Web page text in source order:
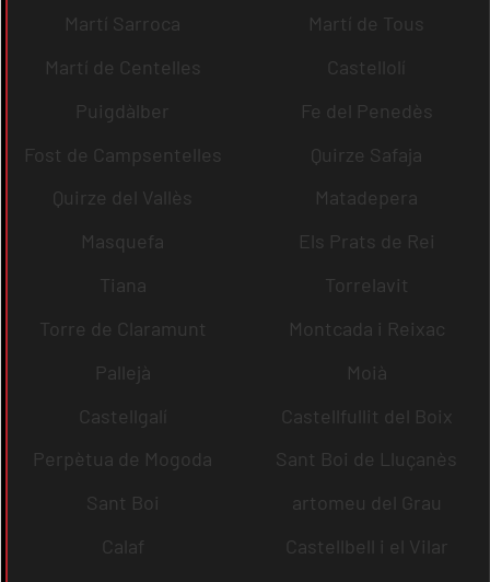
Martí Sarroca
Martí de Tous
Martí de Centelles
Castellolí
Puigdàlber
Fe del Penedès
Fost de Campsentelles
Quirze Safaja
Quirze del Vallès
Matadepera
Masquefa
Els Prats de Rei
Tiana
Torrelavit
Torre de Claramunt
Montcada i Reixac
Pallejà
Moià
Castellgalí
Castellfullit del Boix
Perpètua de Mogoda
Sant Boi de Lluçanès
Sant Boi
artomeu del Grau
Calaf
Castellbell i el Vilar